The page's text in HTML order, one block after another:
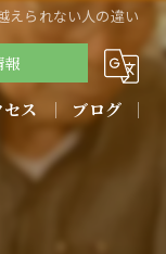
えられない人の違い
報
セス ブログ